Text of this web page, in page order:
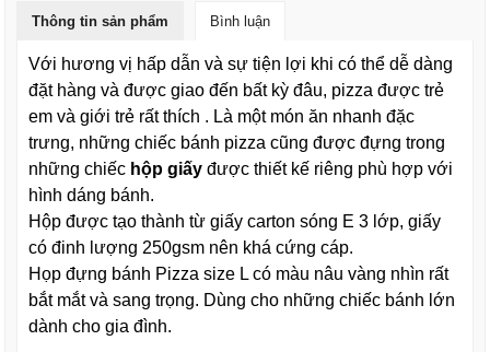
Thông tin sản phẩm Bình luận
Với hương vị hấp dẫn và sự tiện lợi khi có thể dễ dàng
đặt hàng và được giao đến bất kỳ đâu, pizza được trẻ
em và giới trẻ rất thích . Là một món ăn nhanh đặc
trưng, những chiếc bánh pizza cũng được đựng trong
những chiếc hộp giấy được thiết kế riêng phù hợp với
hình dáng bánh.
Hộp được tạo thành từ giấy carton sóng E 3 lớp, giấy
có đinh lượng 250gsm nên khá cứng cáp.
Họp đựng bánh Pizza size L có màu nâu vàng nhìn rất
bắt mắt và sang trọng. Dùng cho những chiếc bánh lớn
dành cho gia đình.